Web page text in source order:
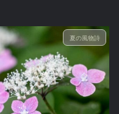
夏の風物詩